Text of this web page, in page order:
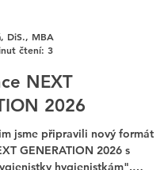
čtení: 3
NEXT
2026
jsme připravili nový formát